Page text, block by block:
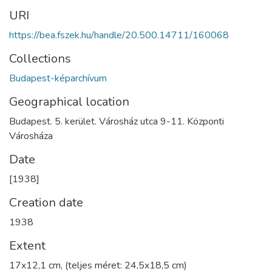
URI
https://bea.fszek.hu/handle/20.500.14711/160068
Collections
Budapest-képarchívum
Geographical location
Budapest. 5. kerület. Városház utca 9-11. Központi
Városháza
Date
[1938]
Creation date
1938
Extent
17x12,1 cm, (teljes méret: 24,5x18,5 cm)